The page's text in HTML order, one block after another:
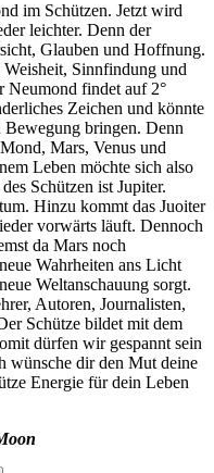
im Schützen. Jetzt wird
leichter. Denn der
Glauben und Hoffnung.
Weisheit, Sinnfindung und
Neumond findet auf 2°
Zeichen und könnte
Bewegung bringen. Denn
Mars, Venus und
Leben möchte sich also
Schützen ist Jupiter.
Hinzu kommt das Juoiter
vorwärts läuft. Dennoch
da Mars noch
Wahrheiten ans Licht
Weltanschauung sorgt.
Autoren, Journalisten,
Schütze bildet mit dem
dürfen wir gespannt sein
wünsche dir den Mut deine
Energie für dein Leben